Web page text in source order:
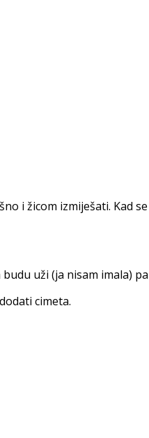
i žicom izmiješati. Kad
uži (ja nisam imala)
cimeta.